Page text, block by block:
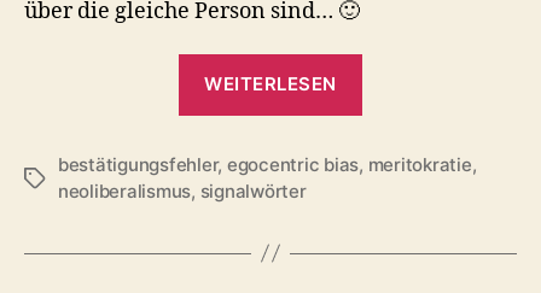
über die gleiche Person sind… 🙂
WEITERLESEN
&
Schlagwörter
bestätigungsfehler, egocentric bias, meritokratie,
neoliberalismus, signalwörter